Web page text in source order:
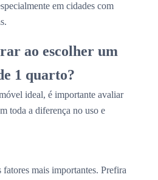
em cidades com
ao escolher um
1 quarto?
ideal, é importante avaliar
toda a diferença no uso e
mais importantes. Prefira